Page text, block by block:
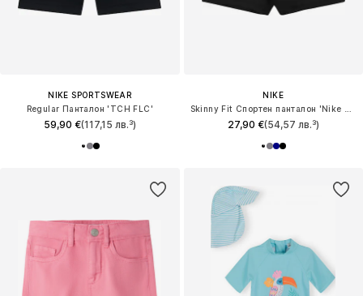
NIKE SPORTSWEAR
Regular Панталон 'TCH FLC'
59,90 €(117,15 лв.³)
NIKE
27,90 €(54,57 лв.³)